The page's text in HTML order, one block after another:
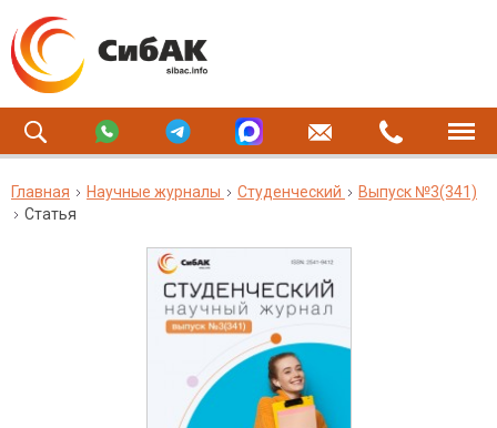
Главная Научные журналы Студенческий
Выпуск №3(341)
Статья